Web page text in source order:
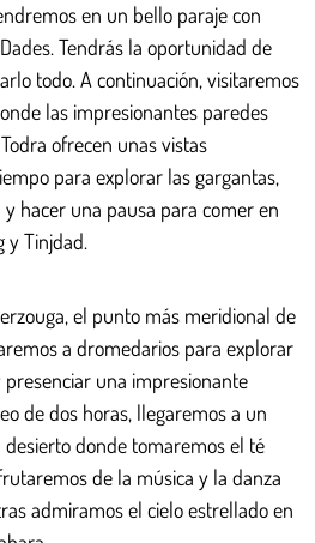
en un bello paraje con
Tendrás la oportunidad de
todo. A continuación, visitaremos
las impresionantes paredes
ofrecen unas vistas
para explorar las gargantas,
hacer una pausa para comer en
y Tinjdad.
el punto más meridional de
a dromedarios para explorar
una impresionante
de dos horas, llegaremos a un
donde tomaremos el té
de la música y la danza
admiramos el cielo estrellado en